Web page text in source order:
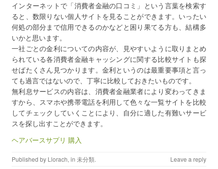
インターネットで「消費者金融の口コミ」という言葉を検索す
ると、数限りない個人サイトを見ることができます。いったい
何処の部分まで信用できるのかなどと困り果てる方も、結構多
いかと思います。
一社ごとの金利についての内容が、見やすいように取りまとめ
られている各消費者金融キャッシングに関する比較サイトも探
せばたくさん見つかります。金利というのは最重要事項と言っ
ても過言ではないので、丁寧に比較しておきたいものです。
無利息サービスの内容は、消費者金融業者により変わってきま
すから、スマホや携帯電話を利用して色々な一覧サイトを比較
してチェックしていくことにより、自分に適した有難いサービ
スを探し出すことができます。
ヘアバースサプリ 購入
Published by Llorach, in 未分類. Leave a reply